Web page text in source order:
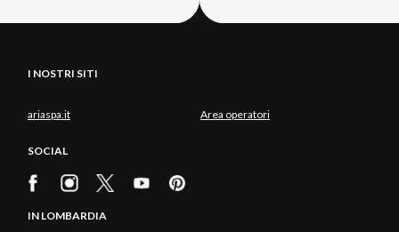
I NOSTRI SITI
ariaspa.it Area operatori
SOCIAL
IN LOMBARDIA